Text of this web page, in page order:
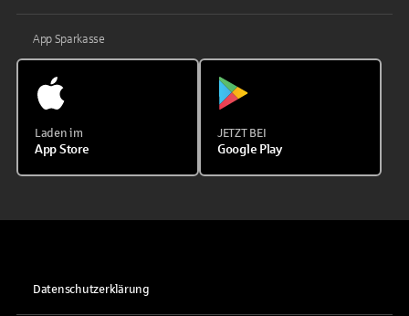
App Sparkasse
Laden im
App Store
JETZT BEI
Google Play
Datenschutzerklärung